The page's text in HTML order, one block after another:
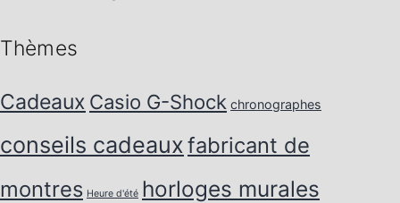
Thèmes
Cadeaux Casio G-Shock chronographes
conseils cadeauxfabricant de
montres Heure d'été horloges murales